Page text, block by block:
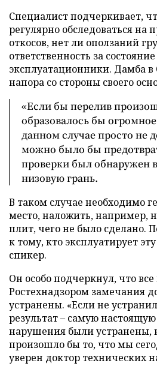
Специалист подчеркивает,
регулярно обследоваться на
откосов, нет ли оползаний
ответственность за
эксплуатационники. Дамба
напора со стороны своего
«Если бы перелив
образовалось бы
данном случае просто не
можно было бы
проверки был обнаружен
низовую грань.
В таком случае необходимо
место, наложить, например,
плит, чего не было сделано.
к тому, кто эксплуатирует
спикер.
Он особо подчеркнул, что
Ростехнадзором замечания
устранены. «Если не
результат – самую
нарушения были устранены,
произошло бы то, что мы
уверен доктор технических